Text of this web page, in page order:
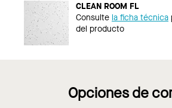
CLEAN ROOM FL
Consulte la ficha técnica
del producto
Opciones de